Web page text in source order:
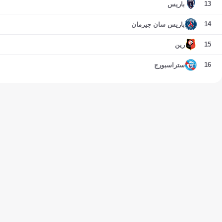
13 باريس
14 باريس سان جيرمان
15 رين
16 ستراسبورج